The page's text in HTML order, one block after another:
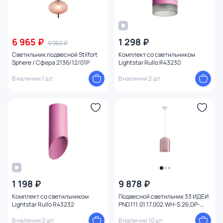
6 965 ₽ 9 950 ₽
Светильник подвесной Stilfort
Sphere / Сфера 2136/12/01P
В наличии 1 шт.
1 298 ₽
Комплект со светильником
Lightstar Rullo R43230
В наличии 2 шт.
1 198 ₽
Комплект со светильником
Lightstar Rullo R43232
В наличии 2 шт.
9 878 ₽
Подвесной светильник 33 ИДЕИ
PND.111.01.17.002.WH-S.26.DP-
В наличии 10 шт.